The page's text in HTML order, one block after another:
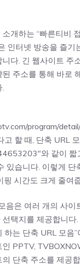
개하는 “빠른티비
인터넷 방송을 즐기
다. 긴 웹사이트 주
주소를 통해 바로
program/
고 할 때, 단축 URL
와 같이 짧
있습니다. 이렇게 단
핑 시간도 크게 줄여
음은 여러 개의 사이
택지를 제공합니다.
하는 단축 URL 모음
PPTV,
단축 주소를 제공